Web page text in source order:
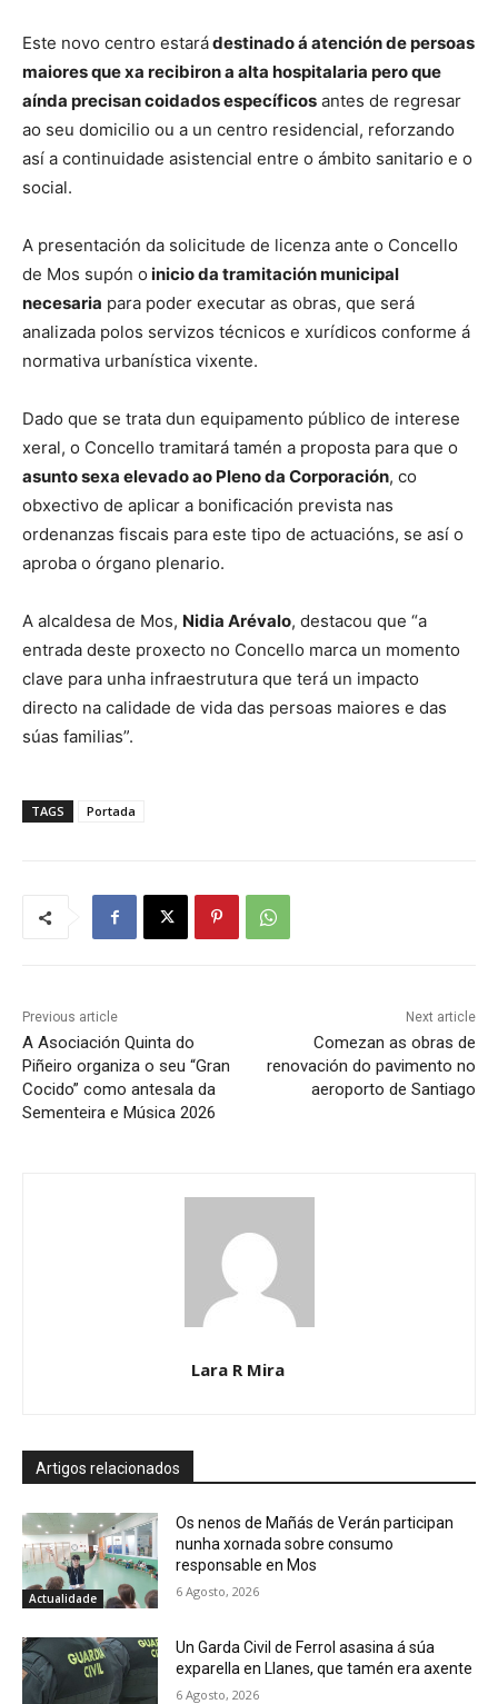
Este novo centro estarádestinado á atención de persoas
maiores que xa recibiron a alta hospitalaria pero que
aínda precisan coidados específicos antes de regresar
ao seu domicilio ou a un centro residencial, reforzando
así a continuidade asistencial entre o ámbito sanitario e o
social.
A presentación da solicitude de licenza ante o Concello
de Mos supón o inicio da tramitación municipal
necesaria para poder executar as obras, que será
analizada polos servizos técnicos e xurídicos conforme á
normativa urbanística vixente.
Dado que se trata dun equipamento público de interese
xeral, o Concello tramitará tamén a proposta para que o
asunto sexa elevado ao Pleno da Corporación, co
obxectivo de aplicar a bonificación prevista nas
ordenanzas fiscais para este tipo de actuacións, se así o
aproba o órgano plenario.
A alcaldesa de Mos, Nidia Arévalo, destacou que “a
entrada deste proxecto no Concello marca un momento
clave para unha infraestrutura que terá un impacto
directo na calidade de vida das persoas maiores e das
súas familias”.
TAGS Portada
Previous article
A Asociación Quinta do
Piñeiro organiza o seu “Gran
Cocido” como antesala da
Sementeira e Música 2026
Next article
Comezan as obras de
renovación do pavimento no
aeroporto de Santiago
Lara R Mira
Artigos relacionados
Actualidade
Os nenos de Mañás de Verán participan
nunha xornada sobre consumo
responsable en Mos
6 Agosto, 2026
Un Garda Civil de Ferrol asasina á súa
exparella en Llanes, que tamén era axente
6 Agosto, 2026